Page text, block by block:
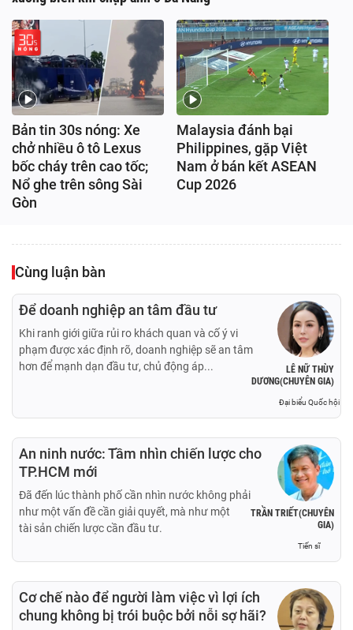
Bản tin 30s nóng: Xe
chở nhiều ô tô Lexus
bốc cháy trên cao tốc;
Nổ ghe trên sông Sài
Gòn
Malaysia đánh bại
Philippines, gặp Việt
Nam ở bán kết ASEAN
Cup 2026
Cùng luận bàn
LÊ NỮ THÙY
DƯƠNG(CHUYÊN GIA)
Đại biểu Quốc hội
Để doanh nghiệp an tâm đầu tư
Khi ranh giới giữa rủi ro khách quan và cố ý vi
phạm được xác định rõ, doanh nghiệp sẽ an tâm
hơn để mạnh dạn đầu tư, chủ động áp...
TRẦN TRIẾT(CHUYÊN
GIA)
Tiến sĩ
An ninh nước: Tầm nhìn chiến lược cho
TP.HCM mới
Đã đến lúc thành phố cần nhìn nước không phải
như một vấn đề cần giải quyết, mà như một
tài sản chiến lược cần đầu tư.
Cơ chế nào để người làm việc vì lợi ích
chung không bị trói buộc bởi nỗi sợ hãi?